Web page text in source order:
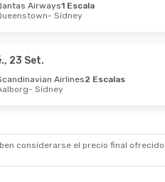
Airways1 Escala
- Sídney
23 Set.
Airlines2 Escalas
- Sídney
considerarse el precio final